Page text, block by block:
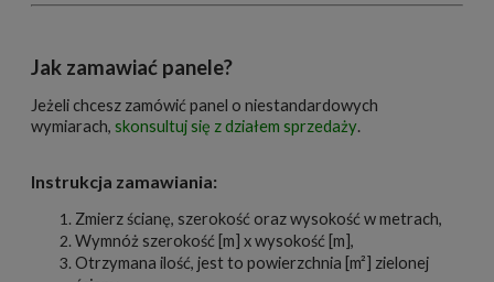
Jak zamawiać panele?
Jeżeli chcesz zamówić panel o niestandardowych
wymiarach, skonsultuj się z działem sprzedaży.
Instrukcja zamawiania:
Zmierz ścianę, szerokość oraz wysokość w metrach,
Wymnóż szerokość [m] x wysokość [m],
Otrzymana ilość, jest to powierzchnia [m²] zielonej